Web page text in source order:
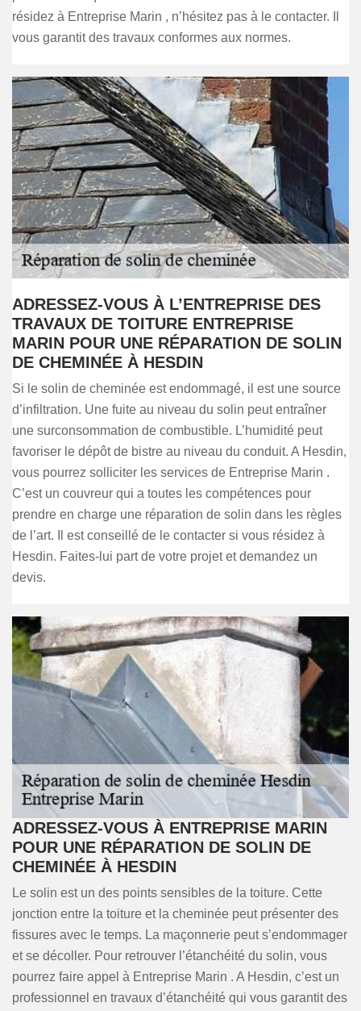
résidez à Entreprise Marin , n’hésitez pas à le contacter. Il
vous garantit des travaux conformes aux normes.
ADRESSEZ-VOUS À L’ENTREPRISE DES
TRAVAUX DE TOITURE ENTREPRISE
MARIN POUR UNE RÉPARATION DE SOLIN
DE CHEMINÉE À HESDIN
Si le solin de cheminée est endommagé, il est une source
d’infiltration. Une fuite au niveau du solin peut entraîner
une surconsommation de combustible. L’humidité peut
favoriser le dépôt de bistre au niveau du conduit. A Hesdin,
vous pourrez solliciter les services de Entreprise Marin .
C’est un couvreur qui a toutes les compétences pour
prendre en charge une réparation de solin dans les règles
de l’art. Il est conseillé de le contacter si vous résidez à
Hesdin. Faites-lui part de votre projet et demandez un
devis.
ADRESSEZ-VOUS À ENTREPRISE MARIN
POUR UNE RÉPARATION DE SOLIN DE
CHEMINÉE À HESDIN
Le solin est un des points sensibles de la toiture. Cette
jonction entre la toiture et la cheminée peut présenter des
fissures avec le temps. La maçonnerie peut s’endommager
et se décoller. Pour retrouver l’étanchéité du solin, vous
pourrez faire appel à Entreprise Marin . A Hesdin, c’est un
professionnel en travaux d’étanchéité qui vous garantit des